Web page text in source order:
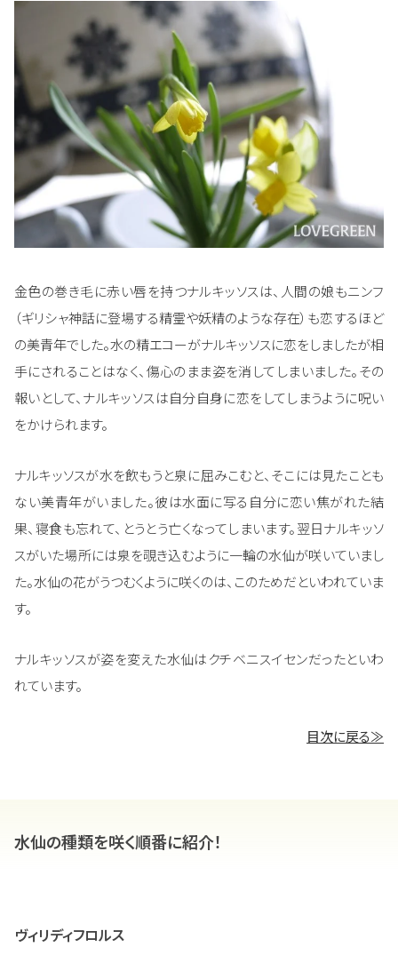
金色の巻き毛に赤い唇を持つナルキッソスは、人間の娘もニンフ
（ギリシャ神話に登場する精霊や妖精のような存在）も恋するほど
の美青年でした。水の精エコーがナルキッソスに恋をしましたが相
手にされることはなく、傷心のまま姿を消してしまいました。その
報いとして、ナルキッソスは自分自身に恋をしてしまうように呪い
をかけられます。
ナルキッソスが水を飲もうと泉に屈みこむと、そこには見たことも
ない美青年がいました。彼は水面に写る自分に恋い焦がれた結
果、寝食も忘れて、とうとう亡くなってしまいます。翌日ナルキッソ
スがいた場所には泉を覗き込むように一輪の水仙が咲いていまし
た。水仙の花がうつむくように咲くのは、このためだといわれていま
す。
ナルキッソスが姿を変えた水仙はクチベニスイセンだったといわ
れています。
目次に戻る≫
水仙の種類を咲く順番に紹介！
ヴィリディフロルス